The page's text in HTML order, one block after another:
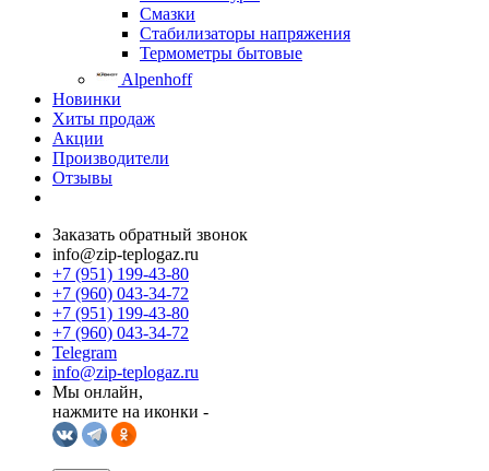
Смазки
Стабилизаторы напряжения
Термометры бытовые
Alpenhoff
Новинки
Хиты продаж
Акции
Производители
Отзывы
Заказать обратный звонок
info@zip-teplogaz.ru
+7 (951) 199-43-80
+7 (960) 043-34-72
+7 (951) 199-43-80
+7 (960) 043-34-72
Telegram
info@zip-teplogaz.ru
Мы онлайн,
нажмите на иконки -